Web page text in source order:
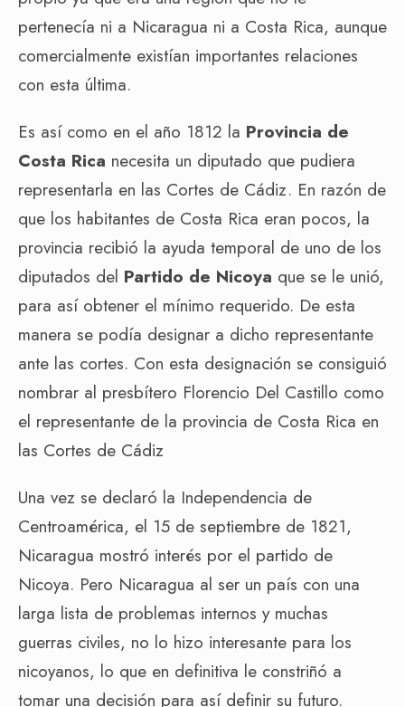
pertenecía ni a Nicaragua ni a Costa Rica, aunque
comercialmente existían importantes relaciones
con esta última.
Es así como en el año 1812 la Provincia de
Costa Rica necesita un diputado que pudiera
representarla en las Cortes de Cádiz. En razón de
que los habitantes de Costa Rica eran pocos, la
provincia recibió la ayuda temporal de uno de los
diputados del Partido de Nicoya que se le unió,
para así obtener el mínimo requerido. De esta
manera se podía designar a dicho representante
ante las cortes. Con esta designación se consiguió
nombrar al presbítero Florencio Del Castillo como
el representante de la provincia de Costa Rica en
las Cortes de Cádiz
Una vez se declaró la Independencia de
Centroamérica, el 15 de septiembre de 1821,
Nicaragua mostró interés por el partido de
Nicoya. Pero Nicaragua al ser un país con una
larga lista de problemas internos y muchas
guerras civiles, no lo hizo interesante para los
nicoyanos, lo que en definitiva le constriñó a
tomar una decisión para así definir su futuro.